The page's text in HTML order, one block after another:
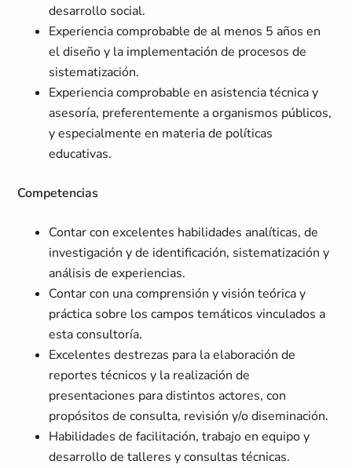
desarrollo social.
Experiencia comprobable de al menos 5 años en
el diseño y la implementación de procesos de
sistematización.
Experiencia comprobable en asistencia técnica y
asesoría, preferentemente a organismos públicos,
y especialmente en materia de políticas
educativas.
Competencias
Contar con excelentes habilidades analíticas, de
investigación y de identificación, sistematización y
análisis de experiencias.
Contar con una comprensión y visión teórica y
práctica sobre los campos temáticos vinculados a
esta consultoría.
Excelentes destrezas para la elaboración de
reportes técnicos y la realización de
presentaciones para distintos actores, con
propósitos de consulta, revisión y/o diseminación.
Habilidades de facilitación, trabajo en equipo y
desarrollo de talleres y consultas técnicas.